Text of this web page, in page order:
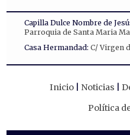
Capilla Dulce Nombre de
Parroquia de Santa Maria
Casa Hermandad: C/ Virgen
Inicio Noticias
Política